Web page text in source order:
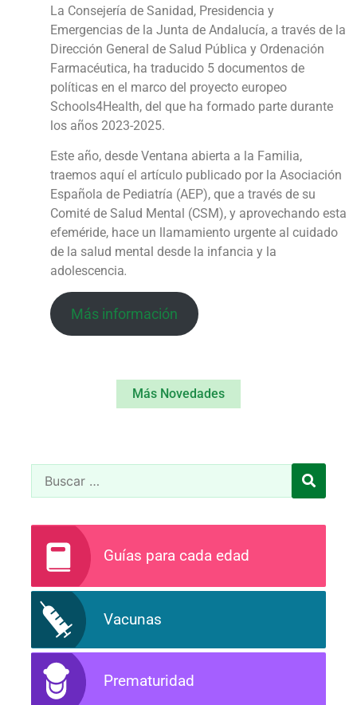
La Consejería de Sanidad, Presidencia y
Emergencias de la Junta de Andalucía, a través de la
Dirección General de Salud Pública y Ordenación
Farmacéutica, ha traducido 5 documentos de
políticas en el marco del proyecto europeo
Schools4Health, del que ha formado parte durante
los años 2023-2025.
Este año, desde Ventana abierta a la Familia,
traemos aquí el artículo publicado por la Asociación
Española de Pediatría (AEP), que a través de su
Comité de Salud Mental (CSM), y aprovechando esta
efeméride, hace un llamamiento urgente al cuidado
de la salud mental desde la infancia y la
adolescencia.
Más información
Más Novedades
Guías para cada edad
Vacunas
Prematuridad